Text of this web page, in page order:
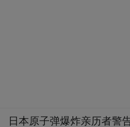
日本原子弹爆炸亲历者警